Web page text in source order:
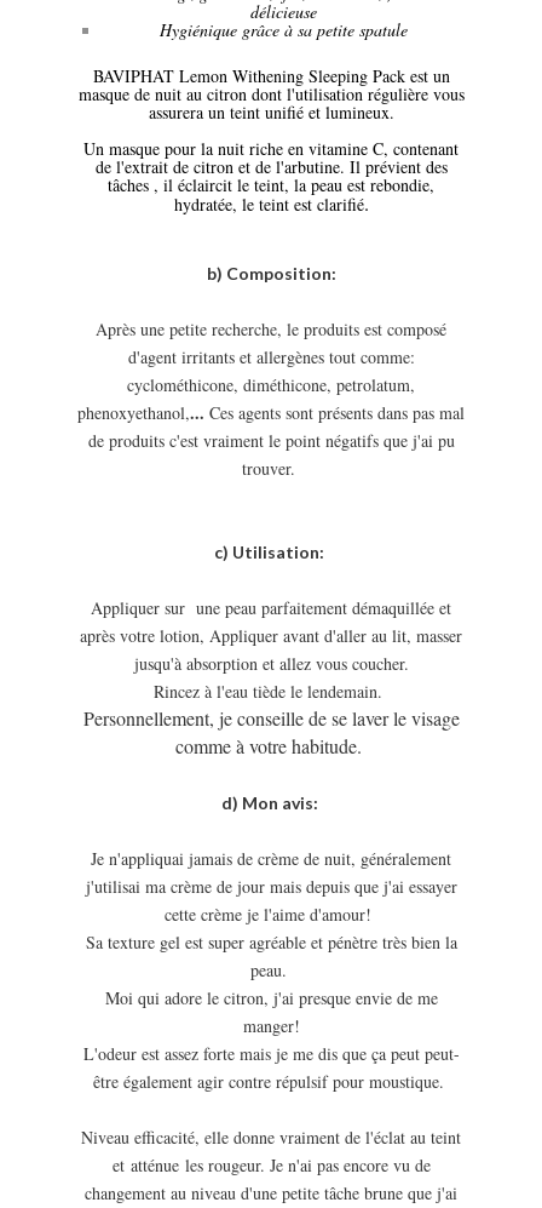
délicieuse
Hygiénique grâce à sa petite spatule
BAVIPHAT Lemon Withening Sleeping Pack est un
masque de nuit au citron dont l'utilisation régulière vous
assurera un teint unifié et lumineux.
Un masque pour la nuit riche en vitamine C, contenant
de l'extrait de citron et de l'arbutine. Il prévient des
tâches , il éclaircit le teint, la peau est rebondie,
hydratée, le teint est clarifié.
b) Composition:
Après une petite recherche, le produits est composé
d'agent irritants et allergènes tout comme:
cyclométhicone, diméthicone, petrolatum,
phenoxyethanol,... Ces agents sont présents dans pas mal
de produits c'est vraiment le point négatifs que j'ai pu
trouver.
c) Utilisation:
Appliquer sur une peau parfaitement démaquillée et
après votre lotion, Appliquer avant d'aller au lit, masser
jusqu'à absorption et allez vous coucher.
Rincez à l'eau tiède le lendemain.
Personnellement, je conseille de se laver le visage
comme à votre habitude.
d) Mon avis:
Je n'appliquai jamais de crème de nuit, généralement
j'utilisai ma crème de jour mais depuis que j'ai essayer
cette crème je l'aime d'amour!
Sa texture gel est super agréable et pénètre très bien la
peau.
Moi qui adore le citron, j'ai presque envie de me
manger!
L'odeur est assez forte mais je me dis que ça peut peut-
être également agir contre répulsif pour moustique.
Niveau efficacité, elle donne vraiment de l'éclat au teint
et atténue les rougeur. Je n'ai pas encore vu de
changement au niveau d'une petite tâche brune que j'ai